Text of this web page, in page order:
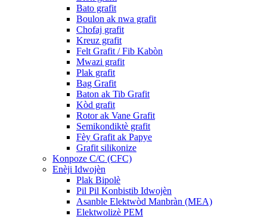
Bato grafit
Boulon ak nwa grafit
Chofaj grafit
Kreuz grafit
Felt Grafit / Fib Kabòn
Mwazi grafit
Plak grafit
Bag Grafit
Baton ak Tib Grafit
Kòd grafit
Rotor ak Vane Grafit
Semikondiktè grafit
Fèy Grafit ak Papye
Grafit silikonize
Konpoze C/C (CFC)
Enèji Idwojèn
Plak Bipolè
Pil Pil Konbistib Idwojèn
Asanble Elektwòd Manbràn (MEA)
Elektwolizè PEM